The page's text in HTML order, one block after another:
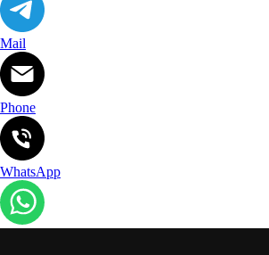
Mail
Phone
WhatsApp